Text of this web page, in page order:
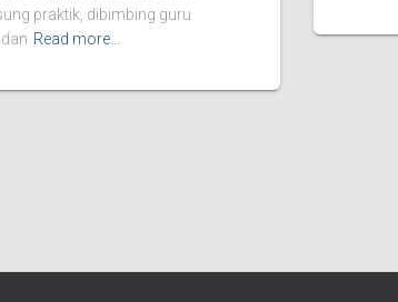
praktik, dibimbing guru
Read more…